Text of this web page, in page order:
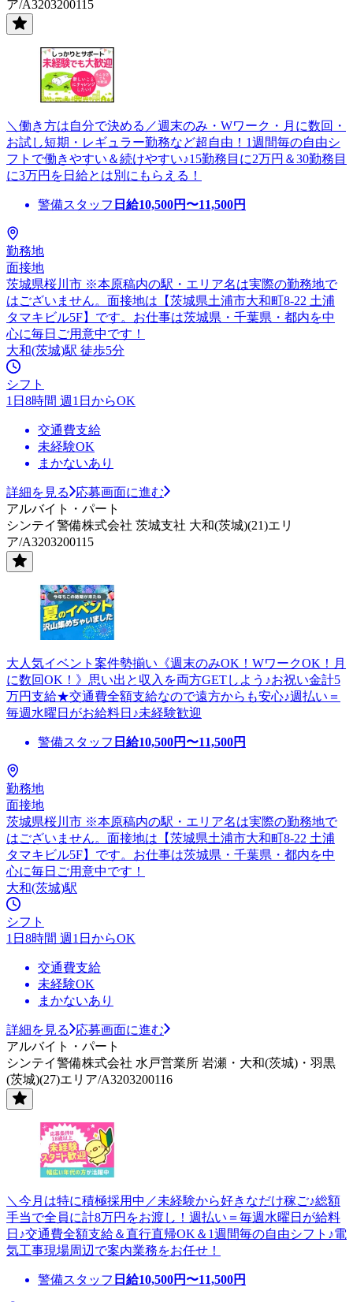
ア/A3203200115
＼働き方は自分で決める／週末のみ・Wワーク・月に数回・
お試し短期・レギュラー勤務など超自由！1週間毎の自由シ
フトで働きやすい＆続けやすい♪15勤務目に2万円＆30勤務目
に3万円を日給とは別にもらえる！
警備スタッフ 日給10,500円〜11,500円
勤務地
面接地
茨城県桜川市 ※本原稿内の駅・エリア名は実際の勤務地で
はございません。面接地は【茨城県土浦市大和町8-22 土浦
タマキビル5F】です。お仕事は茨城県・千葉県・都内を中
心に毎日ご用意中です！
大和(茨城)駅 徒歩5分
シフト
1日8時間 週1日からOK
交通費支給
未経験OK
まかないあり
詳細を見る
応募画面に進む
アルバイト・パート
シンテイ警備株式会社 茨城支社 大和(茨城)(21)エリ
ア/A3203200115
大人気イベント案件勢揃い《週末のみOK！WワークOK！月
に数回OK！》思い出と収入を両方GETしよう♪お祝い金計5
万円支給★交通費全額支給なので遠方からも安心♪週払い＝
毎週水曜日がお給料日♪未経験歓迎
警備スタッフ 日給10,500円〜11,500円
勤務地
面接地
茨城県桜川市 ※本原稿内の駅・エリア名は実際の勤務地で
はございません。面接地は【茨城県土浦市大和町8-22 土浦
タマキビル5F】です。お仕事は茨城県・千葉県・都内を中
心に毎日ご用意中です！
大和(茨城)駅
シフト
1日8時間 週1日からOK
交通費支給
未経験OK
まかないあり
詳細を見る
応募画面に進む
アルバイト・パート
シンテイ警備株式会社 水戸営業所 岩瀬・大和(茨城)・羽黒
(茨城)(27)エリア/A3203200116
＼今月は特に積極採用中／未経験から好きなだけ稼ご♪総額
手当で全員に計8万円をお渡し！週払い＝毎週水曜日が給料
日♪交通費全額支給＆直行直帰OK＆1週間毎の自由シフト♪電
気工事現場周辺で案内業務をお任せ！
警備スタッフ 日給10,500円〜11,500円